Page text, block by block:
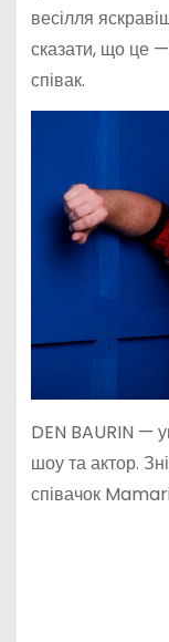
весілля
сказати, що це
співак.
DEN BAURIN —
шоу та актор.
співачок